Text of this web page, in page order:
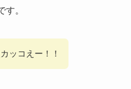
す。
ッコえー！！